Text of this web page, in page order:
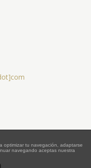
Golf -. Sojuela Club de
optimizar tu navegación, adaptarse
navegando aceptas nuestra